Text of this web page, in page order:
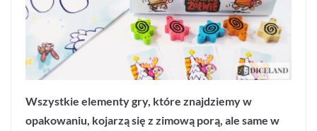
Wszystkie elementy gry, które znajdziemy w
opakowaniu, kojarzą się z zimową porą, ale same w